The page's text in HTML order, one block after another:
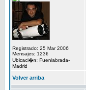
Registrado: 25 Mar 2006
Mensajes: 1236
Ubicaci�n: Fuenlabrada-
Madrid
Volver arriba